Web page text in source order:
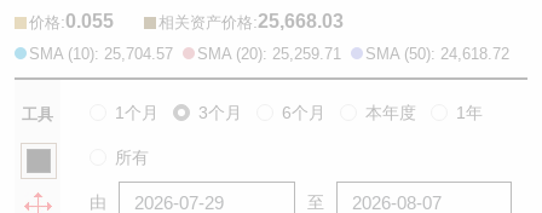
价格:0.055 相关资产价格:25,668.03
SMA (10): 25,704.57 SMA (20): 25,259.71 SMA (50): 24,618.72
工具 1个月 3个月 6个月 本年度 1年
所有
由 至